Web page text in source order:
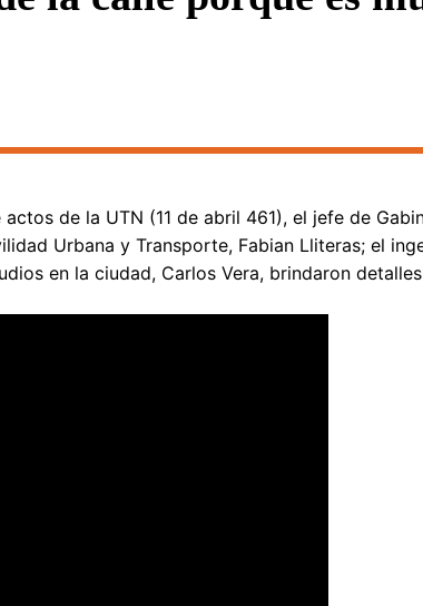
de la UTN (11 de abril 461), el jefe de
Urbana y Transporte, Fabian Lliteras; el
en la ciudad, Carlos Vera, brindaron